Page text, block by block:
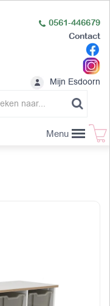
0561-446679
Contact
Mijn Esdoorn
Menu